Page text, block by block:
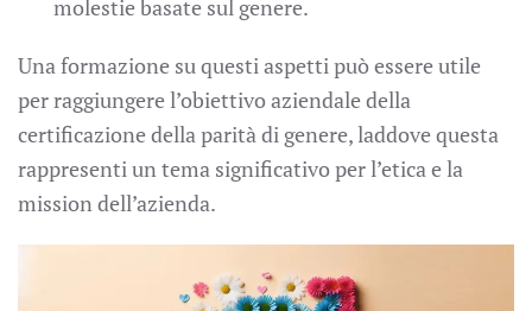
molestie basate sul genere.
Una formazione su questi aspetti può essere utile
per raggiungere l’obiettivo aziendale della
certificazione della parità di genere, laddove questa
rappresenti un tema significativo per l’etica e la
mission dell’azienda.